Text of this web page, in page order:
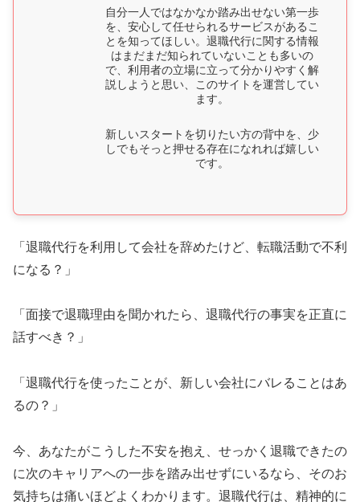
自分一人ではなかなか踏み出せない第一歩
を、安心して任せられるサービスがあるこ
とを知ってほしい。退職代行に関する情報
はまだまだ知られていないことも多いの
で、利用者の立場に立って分かりやすく解
説しようと思い、このサイトを運営してい
ます。
新しいスタートを切りたい方の背中を、少
しでもそっと押せる存在になれれば嬉しい
です。
「退職代行を利用して会社を辞めたけど、転職活動で不利
になる？」
「面接で退職理由を聞かれたら、退職代行の事実を正直に
話すべき？」
「退職代行を使ったことが、新しい会社にバレることはあ
るの？」
今、あなたがこうした不安を抱え、せっかく退職できたの
に次のキャリアへの一歩を踏み出せずにいるなら、そのお
気持ちは痛いほどよくわかります。退職代行は、精神的に